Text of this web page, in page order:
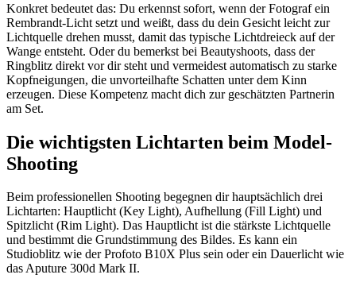
Konkret bedeutet das: Du erkennst sofort, wenn der Fotograf ein
Rembrandt-Licht setzt und weißt, dass du dein Gesicht leicht zur
Lichtquelle drehen musst, damit das typische Lichtdreieck auf der
Wange entsteht. Oder du bemerkst bei Beautyshoots, dass der
Ringblitz direkt vor dir steht und vermeidest automatisch zu starke
Kopfneigungen, die unvorteilhafte Schatten unter dem Kinn
erzeugen. Diese Kompetenz macht dich zur geschätzten Partnerin
am Set.
Die wichtigsten Lichtarten beim Model-
Shooting
Beim professionellen Shooting begegnen dir hauptsächlich drei
Lichtarten: Hauptlicht (Key Light), Aufhellung (Fill Light) und
Spitzlicht (Rim Light). Das Hauptlicht ist die stärkste Lichtquelle
und bestimmt die Grundstimmung des Bildes. Es kann ein
Studioblitz wie der Profoto B10X Plus sein oder ein Dauerlicht wie
das Aputure 300d Mark II.